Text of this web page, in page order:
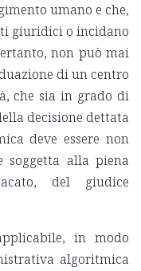
umano e che,
giuridici o incidano
non può mai
di un centro
che sia in grado di
decisione dettata
deve essere non
soggetta alla piena
del giudice
in modo
algoritmica